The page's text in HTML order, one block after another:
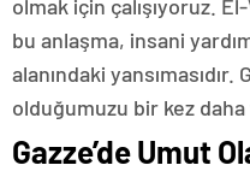
olmak için çalışıyoruz.
bu anlaşma, insani
alanındaki yansımasıdır.
olduğumuzu bir kez
Gazze’de Umut